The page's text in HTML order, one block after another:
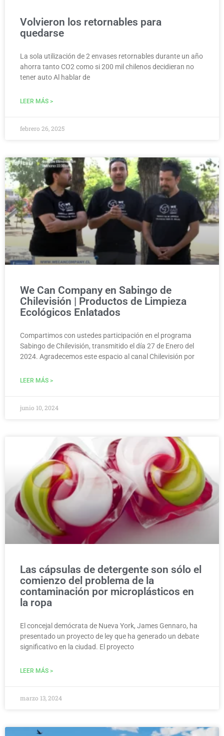
Volvieron los retornables para
quedarse
La sola utilización de 2 envases retornables durante un año
ahorra tanto CO2 como si 200 mil chilenos decidieran no
tener auto Al hablar de
LEER MÁS >
febrero 26, 2025
MEDIO AMBIENTE
We Can Company en Sabingo de
Chilevisión | Productos de Limpieza
Ecológicos Enlatados
Compartimos con ustedes participación en el programa
Sabingo de Chilevisión, transmitido el día 27 de Enero del
2024. Agradecemos este espacio al canal Chilevisión por
LEER MÁS >
junio 10, 2024
MEDIO AMBIENTE
Las cápsulas de detergente son sólo el
comienzo del problema de la
contaminación por microplásticos en
la ropa
El concejal demócrata de Nueva York, James Gennaro, ha
presentado un proyecto de ley que ha generado un debate
significativo en la ciudad. El proyecto
LEER MÁS >
marzo 13, 2024